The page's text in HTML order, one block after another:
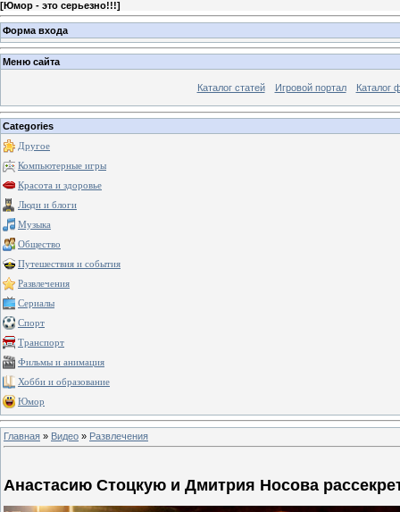
[Юмор - это серьезно!!!]
Форма входа
Меню сайта
Каталог статей Игровой портал Каталог
Categories
Другое
Компьютерные игры
Красота и здоровье
Люди и блоги
Музыка
Общество
Путешествия и события
Развлечения
Сериалы
Спорт
Транспорт
Фильмы и анимация
Хобби и образование
Юмор
Главная » Видео » Развлечения
Анастасию Стоцкую и Дмитрия Носова